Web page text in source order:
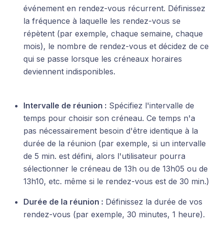
événement en rendez-vous récurrent. Définissez
la fréquence à laquelle les rendez-vous se
répètent (par exemple, chaque semaine, chaque
mois), le nombre de rendez-vous et décidez de ce
qui se passe lorsque les créneaux horaires
deviennent indisponibles.
Intervalle de réunion : Spécifiez l'intervalle de
temps pour choisir son créneau. Ce temps n'a
pas nécessairement besoin d'être identique à la
durée de la réunion (par exemple, si un intervalle
de 5 min. est défini, alors l'utilisateur pourra
sélectionner le créneau de 13h ou de 13h05 ou de
13h10, etc. même si le rendez-vous est de 30 min.)
Durée de la réunion : Définissez la durée de vos
rendez-vous (par exemple, 30 minutes, 1 heure).